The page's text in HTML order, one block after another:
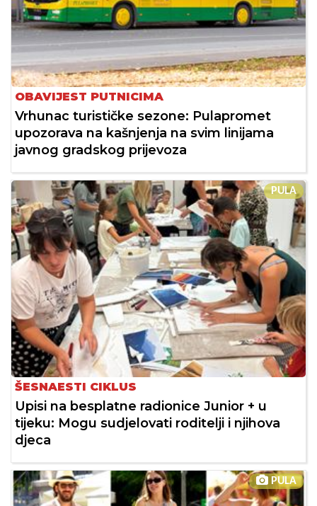
OBAVIJEST PUTNICIMA
Vrhunac turističke sezone: Pulapromet
upozorava na kašnjenja na svim linijama
javnog gradskog prijevoza
PULA
ŠESNAESTI CIKLUS
Upisi na besplatne radionice Junior + u
tijeku: Mogu sudjelovati roditelji i njihova
djeca
PULA